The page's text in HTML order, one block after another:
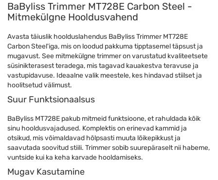
BaByliss Trimmer MT728E Carbon Steel -
Mitmekülgne Hooldusvahend
Avasta täiuslik hoolduslahendus BaByliss Trimmer MT728E
Carbon Steel'iga, mis on loodud pakkuma tipptasemel täpsust ja
mugavust. See mitmekülgne trimmer on varustatud kvaliteetsete
süsinikterasest teradega, mis tagavad kauakestva teravuse ja
vastupidavuse. Ideaalne valik meestele, kes hindavad stiilset ja
hoolitsetud välimust.
Suur Funktsionaalsus
BaByliss MT728E pakub mitmeid funktsioone, et rahuldada kõik
sinu hooldusvajadused. Komplektis on erinevad kammid ja
otsikud, mis võimaldavad hõlpsasti muuta lõikepikkust ja
saavutada soovitud stiili. Trimmer sobib suurepäraselt nii habeme,
vuntside kui ka keha karvade hooldamiseks.
Mugav Kasutamine